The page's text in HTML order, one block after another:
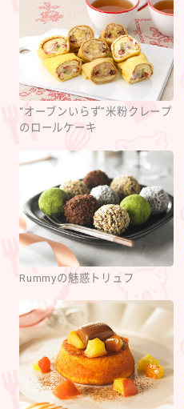
“オーブンいらず”米粉クレープ
のロールケーキ
Rummyの魅惑トリュフ